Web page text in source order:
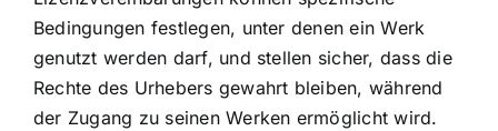
Bedingungen festlegen, unter denen ein Werk
genutzt werden darf, und stellen sicher, dass die
Rechte des Urhebers gewahrt bleiben, während
der Zugang zu seinen Werken ermöglicht wird.